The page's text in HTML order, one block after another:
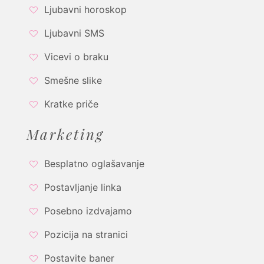
Ljubavni horoskop
Ljubavni SMS
Vicevi o braku
Smešne slike
Kratke priče
Marketing
Besplatno oglašavanje
Postavljanje linka
Posebno izdvajamo
Pozicija na stranici
Postavite baner